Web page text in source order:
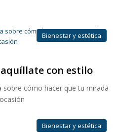
Bienestar y estética
con estilo
sobre cómo hacer que tu mirada
Bienestar y estética